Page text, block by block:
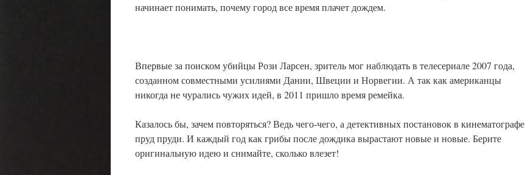
начинает понимать, почему город все время плачет дождем.
Впервые за поиском убийцы Рози Ларсен, зритель мог наблюдать в телесериале 2007 года,
созданном совместными усилиями Дании, Швеции и Норвегии. А так как американцы
никогда не чурались чужих идей, в 2011 пришло время ремейка.
Казалось бы, зачем повторяться? Ведь чего-чего, а детективных постановок в кинематографе
пруд пруди. И каждый год как грибы после дождика вырастают новые и новые. Берите
оригинальную идею и снимайте, сколько влезет!